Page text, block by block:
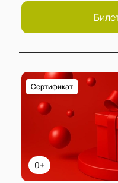
0+
Сертификат